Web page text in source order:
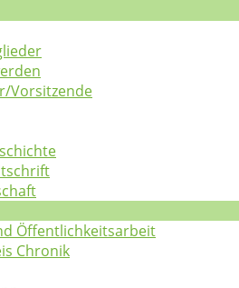
Vorsitzende
Öffentlichkeitsarbeit
Chronik